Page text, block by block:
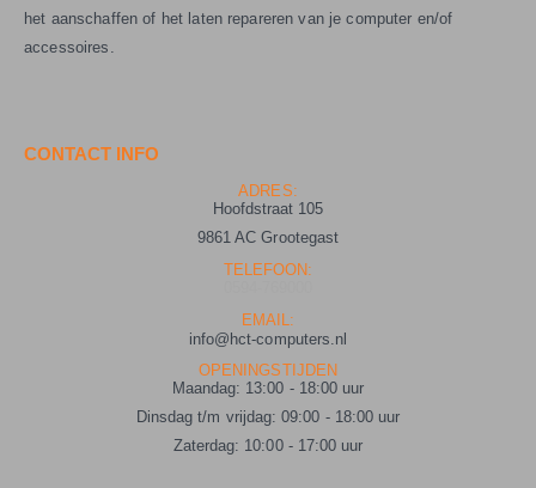
het aanschaffen of het laten repareren van je computer en/of
accessoires.
CONTACT INFO
ADRES:
Hoofdstraat 105
9861 AC Grootegast
TELEFOON:
EMAIL:
info@hct-computers.nl
OPENINGSTIJDEN
Maandag: 13:00 - 18:00 uur
Dinsdag t/m vrijdag: 09:00 - 18:00 uur
Zaterdag: 10:00 - 17:00 uur